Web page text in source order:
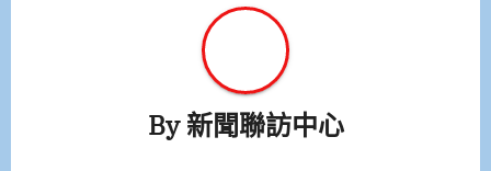
By新聞聯訪中心